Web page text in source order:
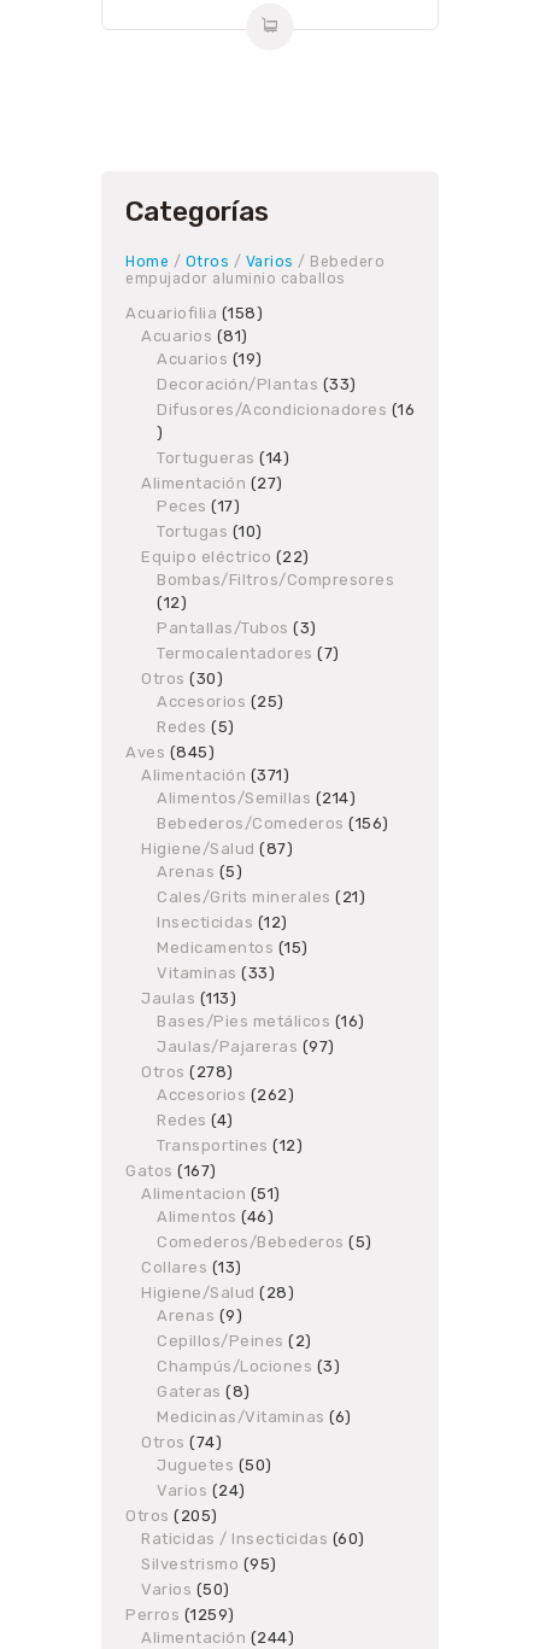
Categorías
Home / Otros / Varios / Bebedero
empujador aluminio caballos
Acuariofilia 158158
Acuarios 8181
products
Acuarios 1919
products
Decoración/Plantas 3333
products
Difusores/Acondicionadores
16
16
products
Tortugueras 1414
Alimentación 2727
Peces 1717
products
Tortugas 1010
products
Equipo eléctrico 2222
products
Bombas/Filtros/Compresores
1212
products
Pantallas/Tubos 33
products
Termocalentadores 77
Otros 3030
products
Accesorios 2525
Redes 55
Aves 845845
products
Alimentación 371371
products
Alimentos/Semillas 214214
products
Bebederos/Comederos 156156
Higiene/Salud 8787
Arenas 55
products
Cales/Grits minerales 2121
Insecticidas 1212
products
Medicamentos 1515
Vitaminas 3333
Jaulas 113113
products
Bases/Pies metálicos 1616
Jaulas/Pajareras 9797
Otros 278278
products
Accesorios 262262
Redes 44
products
Transportines 1212
Gatos 167167
products
Alimentacion 5151
Alimentos 4646
products
Comederos/Bebederos 55
Collares 1313
products
Higiene/Salud 2828
Arenas 99
products
Cepillos/Peines 22
products
Champús/Lociones 33
Gateras 88
products
Medicinas/Vitaminas 66
Otros 7474
products
Juguetes 5050
Varios 2424
Otros 205205
products
Raticidas / Insecticidas 6060
Silvestrismo 9595
Varios 5050
products
Perros 12591259
products
Alimentación 244244